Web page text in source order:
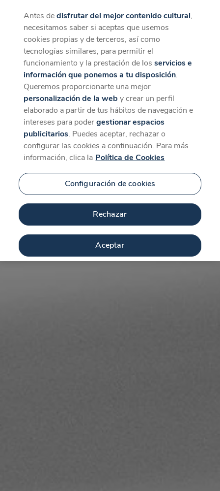
CaixaForum+
La mejor experiencia desde la App
Descargar
Antes dedisfrutar del mejor contenido cultural,
necesitamos saber si aceptas que usemos
cookies propias y de terceros, así como
tecnologías similares, para permitir el
funcionamiento y la prestación de losservicios e
información que ponemos a tu disposición.
Queremos proporcionarte una mejor
personalización de la web y crear un perfil
elaborado a partir de tus hábitos de navegación e
intereses para podergestionar espacios
publicitarios. Puedes aceptar, rechazar o
configurar las cookies a continuación. Para más
información, clica la Política de Cookies
Configuración de cookies
Rechazar
Aceptar